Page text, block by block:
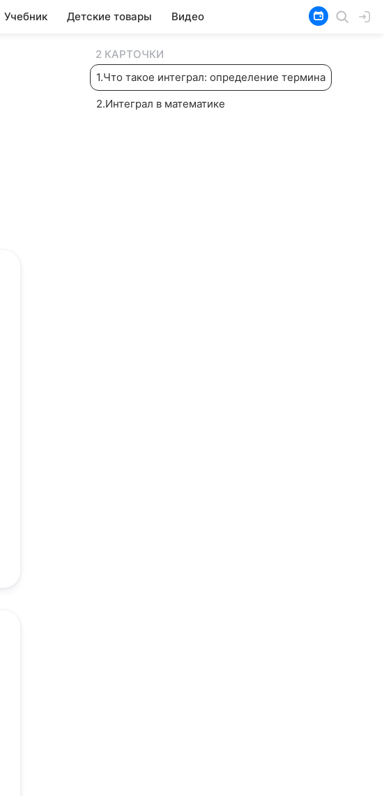
Учебник Детские товары Видео
2 КАРТОЧКИ
1.Что такое интеграл: определение термина
2.Интеграл в математике